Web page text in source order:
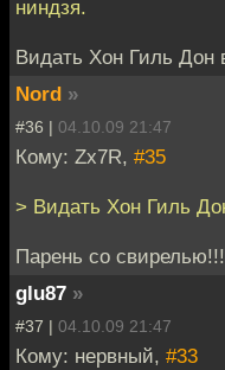
ниндзя.
Видать Хон Гиль Дон
Nord »
#36 | 04.10.09 21:47
Кому: Zx7R, #35
> Видать Хон Гиль
Парень со свирелью!!!
glu87 »
#37 | 04.10.09 21:47
Кому: нервный, #33